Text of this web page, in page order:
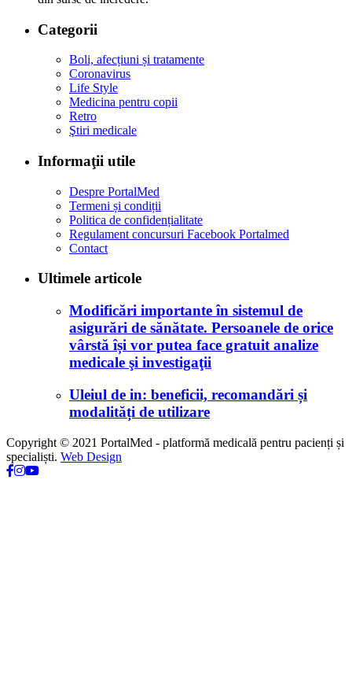
Categorii
Boli, afecțiuni și tratamente
Coronavirus
Life Style
Medicina pentru copii
Retro
Ştiri medicale
Informaţii utile
Despre PortalMed
Termeni și condiții
Politica de confidențialitate
Regulament concursuri Facebook Portalmed
Contact
Ultimele articole
Modificări importante în sistemul de
asigurări de sănătate. Persoanele de orice
vârstă își vor putea face gratuit analize
medicale şi investigaţii
Uleiul de in: beneficii, recomandări și
modalități de utilizare
Copyright © 2021 PortalMed - platformă medicală pentru pacienți și
specialiști. Web Design